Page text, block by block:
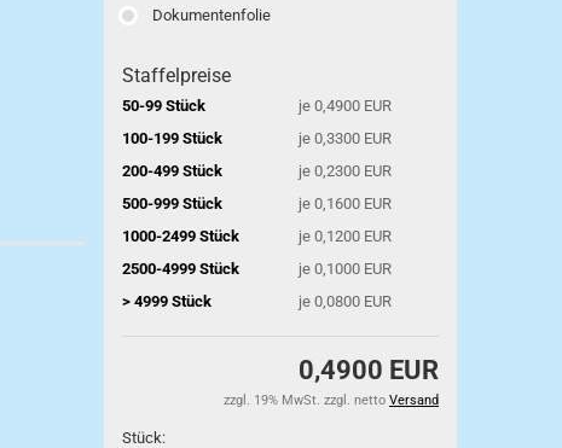
Dokumentenfolie
Staffelpreise
50-99 Stück
je 0,4900 EUR
100-199 Stück
je 0,3300 EUR
200-499 Stück
je 0,2300 EUR
500-999 Stück
je 0,1600 EUR
1000-2499 Stück
je 0,1200 EUR
2500-4999 Stück
je 0,1000 EUR
> 4999 Stück
je 0,0800 EUR
0,4900 EUR
zzgl. 19% MwSt. zzgl. netto Versand
Stück: